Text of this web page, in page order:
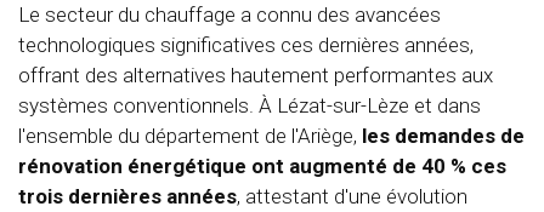
Le secteur du chauffage a connu des avancées
technologiques significatives ces dernières années,
offrant des alternatives hautement performantes aux
systèmes conventionnels. À Lézat-sur-Lèze et dans
l'ensemble du département de l'Ariège, les demandes de
rénovation énergétique ont augmenté de 40 % ces
trois dernières années, attestant d'une évolution